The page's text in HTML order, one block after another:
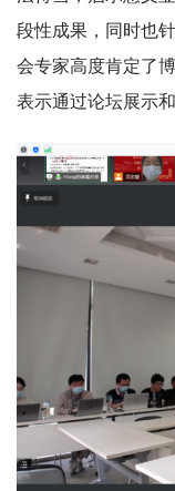
段性成果，同时也
会专家高度肯定了
表示通过论坛展示